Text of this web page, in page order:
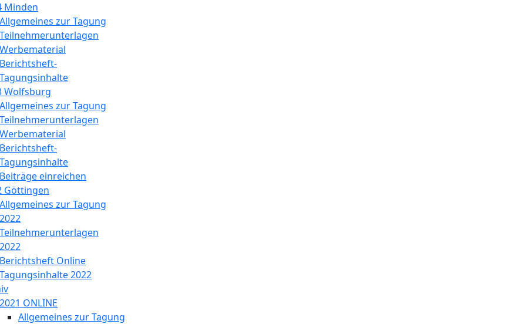
Minden
Allgemeines zur Tagung
Teilnehmerunterlagen
Werbematerial
Berichtsheft-
Tagungsinhalte
Wolfsburg
Allgemeines zur Tagung
Teilnehmerunterlagen
Werbematerial
Berichtsheft-
Tagungsinhalte
Beiträge einreichen
Göttingen
Allgemeines zur Tagung
2022
Teilnehmerunterlagen
2022
Berichtsheft Online
Tagungsinhalte 2022
2021 ONLINE
Allgemeines zur Tagung